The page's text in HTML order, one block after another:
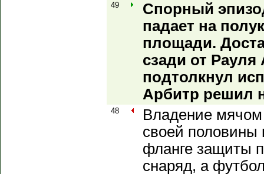
49
Спорный
падает на
площади.
сзади от
подтолкнул
Арбитр решил
48
Владение
своей половины
фланге защиты
снаряд, а